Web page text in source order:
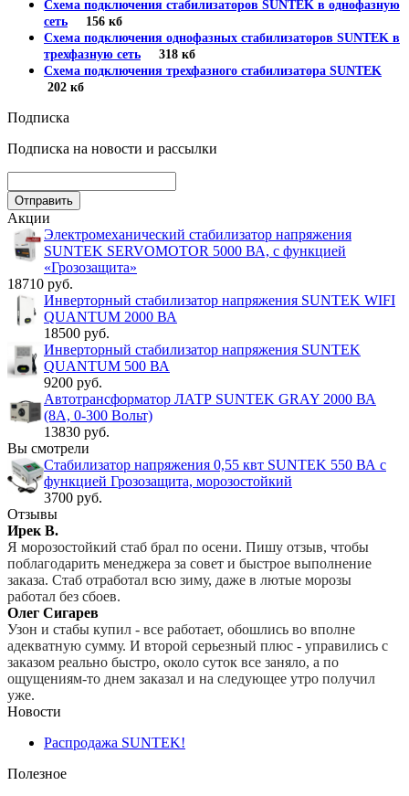
Схема подключения стабилизаторов SUNTEK в однофазную
сеть 156 кб
Схема подключения однофазных стабилизаторов SUNTEK в
трехфазную сеть 318 кб
Схема подключения трехфазного стабилизатора SUNTEK
202 кб
Подписка
Подписка на новости и рассылки
Акции
Электромеханический стабилизатор напряжения
SUNTEK SERVOMOTOR 5000 ВА, с функцией
«Грозозащита»
18710 руб.
Инверторный стабилизатор напряжения SUNTEK WIFI
QUANTUM 2000 ВА
18500 руб.
Инверторный стабилизатор напряжения SUNTEK
QUANTUM 500 ВА
9200 руб.
Автотрансформатор ЛАТР SUNTEK GRAY 2000 ВА
(8А, 0-300 Вольт)
13830 руб.
Вы смотрели
Стабилизатор напряжения 0,55 квт SUNTEK 550 ВА с
функцией Грозозащита, морозостойкий
3700 руб.
Отзывы
Ирек В.
Я морозостойкий стаб брал по осени. Пишу отзыв, чтобы
поблагодарить менеджера за совет и быстрое выполнение
заказа. Стаб отработал всю зиму, даже в лютые морозы
работал без сбоев.
Олег Сигарев
Узон и стабы купил - все работает, обошлись во вполне
адекватную сумму. И второй серьезный плюс - управились с
заказом реально быстро, около суток все заняло, а по
ощущениям-то днем заказал и на следующее утро получил
уже.
Новости
Распродажа SUNTEK!
Полезное